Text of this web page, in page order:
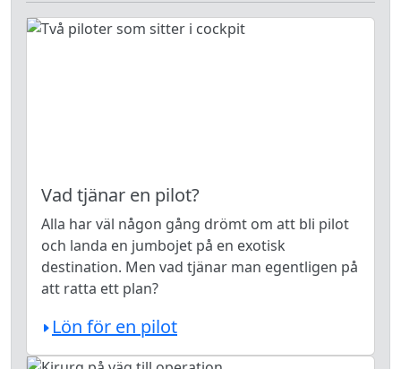
Vad tjänar en pilot?
Alla har väl någon gång drömt om att bli pilot
och landa en jumbojet på en exotisk
destination. Men vad tjänar man egentligen på
att ratta ett plan?
Lön för en pilot